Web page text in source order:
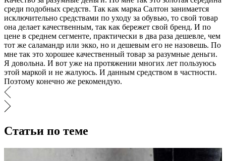
среди подобных средств. Так как марка Салтон занимается
исключительно средствами по уходу за обувью, то свой товар
она делает качественным, так как бережет свой бренд. И по
цене в среднем сегменте, практически в два раза дешевле, чем
тот же саламандр или экко, но и дешевым его не назовешь. По
мне так это хорошее качественный товар за разумные деньги.
Я довольна. И вот уже на протяжении многих лет пользуюсь
этой маркой и не жалуюсь. И данным средством в частности.
Поэтому конечно же рекомендую.
Статьи по теме